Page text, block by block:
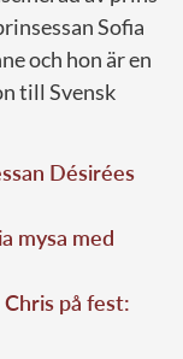
Sofia
och hon är en
till Svensk
Désirées
mysa med
på fest: